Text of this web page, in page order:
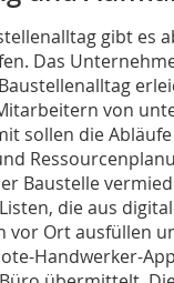
gibt es
Das
von
sollen die
Baustelle
die aus
vor Ort ausfüllen
Handwerker-